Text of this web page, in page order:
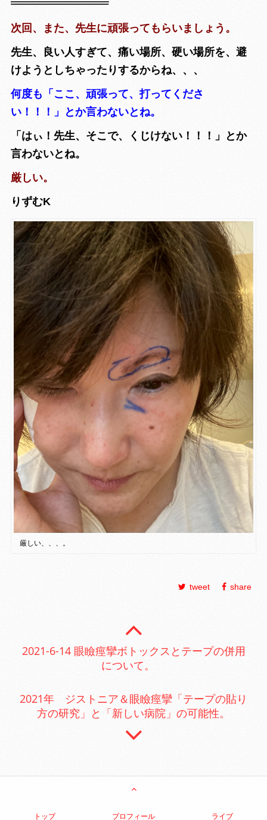
次回、また、先生に頑張ってもらいましょう。
先生、良い人すぎて、痛い場所、硬い場所を、避
けようとしちゃったりするからね、、、
何度も「ここ、頑張って、打ってくださ
い！！！」とか言わないとね。
「はぃ！先生、そこで、くじけない！！！」とか
言わないとね。
厳しい。
りずむK
厳しい、、、。
tweet share
2021-6-14 眼瞼痙攣ボトックスとテープの併用
について。
2021年 ジストニア＆眼瞼痙攣「テープの貼り
方の研究」と「新しい病院」の可能性。
トップ プロフィール ライブ